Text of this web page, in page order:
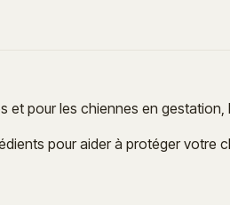
et pour les chiennes en gestation,
pour aider à protéger